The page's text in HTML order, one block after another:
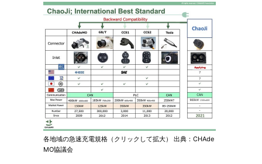
各地域の急速充電規格（クリックして拡大） 出典：CHAde
MO協議会